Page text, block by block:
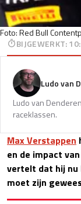
Foto: Red Bull
BIJGEWERKT:
Ludo van
Ludo van
raceklassen.
Max Verstappen
en de impact
vertelt dat hij nu
moet zijn